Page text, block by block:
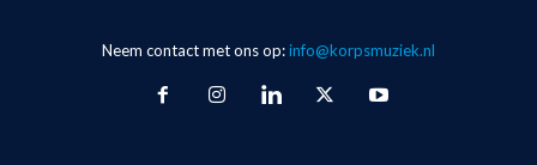
Neem contact met ons op:info@korpsmuziek.nl